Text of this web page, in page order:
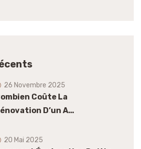
Coûte La
D’un A…
26 Novembre 2025
20 Mai 2025